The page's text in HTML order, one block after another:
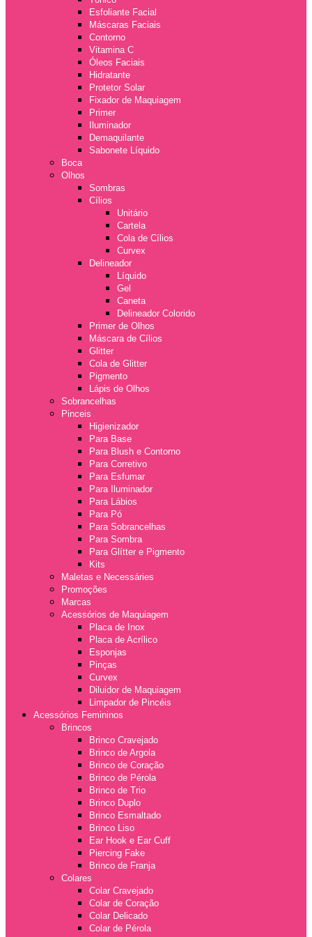
Esfoliante Facial
Máscaras Faciais
Contorno
Vitamina C
Óleos Faciais
Hidratante
Protetor Solar
Fixador de Maquiagem
Primer
Iluminador
Demaquilante
Sabonete Líquido
Boca
Olhos
Sombras
Cílios
Unitário
Cartela
Cola de Cílios
Curvex
Delineador
Líquido
Gel
Caneta
Delineador Colorido
Primer de Olhos
Máscara de Cílios
Glitter
Cola de Glitter
Pigmento
Lápis de Olhos
Sobrancelhas
Pinceis
Higienizador
Para Base
Para Blush e Contorno
Para Corretivo
Para Esfumar
Para Iluminador
Para Lábios
Para Pó
Para Sobrancelhas
Para Sombra
Para Glítter e Pigmento
Kits
Maletas e Necessáries
Promoções
Marcas
Acessórios de Maquiagem
Placa de Inox
Placa de Acrílico
Esponjas
Pinças
Curvex
Diluidor de Maquiagem
Limpador de Pincéis
Acessórios Femininos
Brincos
Brinco Cravejado
Brinco de Argola
Brinco de Coração
Brinco de Pérola
Brinco de Trio
Brinco Duplo
Brinco Esmaltado
Brinco Liso
Ear Hook e Ear Cuff
Piercing Fake
Brinco de Franja
Colares
Colar Cravejado
Colar de Coração
Colar Delicado
Colar de Pérola